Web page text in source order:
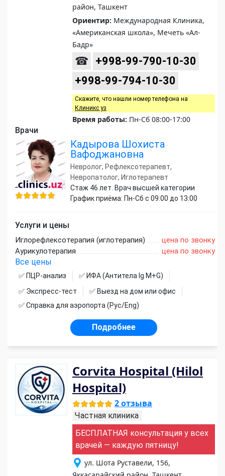
район, Ташкент
Ориентир: Международная Клиника,
«Американская школа», Мечеть «Ал-
Бадр»
☎
+998-99-790-10-30
+998-99-794-10-30
Скажите, что нашли номер телефона на
Клиникс уз
Время работы: Пн-Сб 08:00-17:00
Врачи
Кадырова Шохиста
Вафоджановна
Невролог, Рефлексотерапевт,
Невропатолог, Иглотерапевт
Стаж 46 лет. Врач высшей категории
График приёма: Пн-Сб с 09:00 до 13:00
Услуги и цены
Иглорефлексотерапия (иглотерапия)
цена по звонку
Аурикулотерапия
цена по звонку
Все цены
✅ ПЦР-анализ
✅ ИФА (Антитела Ig М+G)
✅ Экспресс-тест
✅ Выезд на дом или офис
✅ Справка для аэропорта (Рус/Eng)
Подробнее
Corvita Hospital (Hilol
Hospital)
2 отзыва
Частная клиника
БЕСПЛАТНАЯ консультация у всех
врачей — каждую пятницу!
ул. Шота Руставели, 156,